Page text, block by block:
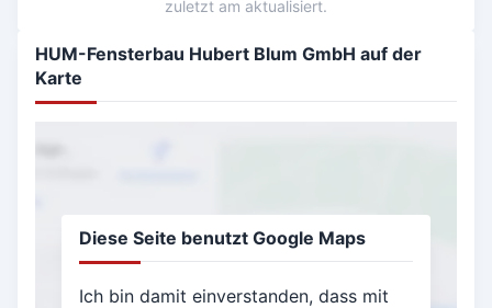
zuletzt am aktualisiert.
HUM-Fensterbau Hubert Blum GmbH auf der
Karte
Diese Seite benutzt Google Maps
Ich bin damit einverstanden, dass mit